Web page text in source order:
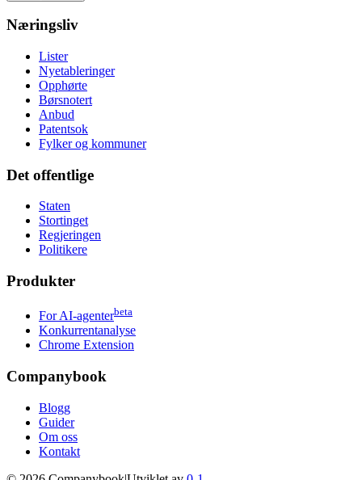
Næringsliv
Lister
Nyetableringer
Opphørte
Børsnotert
Anbud
Patentsok
Fylker og kommuner
Det offentlige
Staten
Stortinget
Regjeringen
Politikere
Produkter
For AI-agenterbeta
Konkurrentanalyse
Chrome Extension
Companybook
Blogg
Guider
Om oss
Kontakt